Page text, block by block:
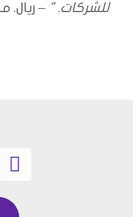
للشركات. " – ريال.